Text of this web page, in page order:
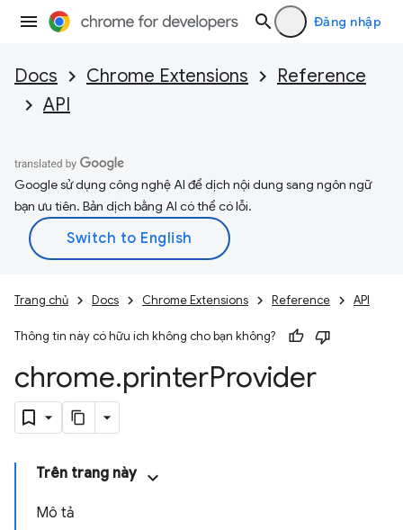
Đăng nhập
Docs Chrome Extensions
Reference
API
Google sử dụng công nghệ AI để dịch nội dung sang ngôn ngữ
bạn ưu tiên. Bản dịch bằng AI có thể có lỗi.
Trang chủ Docs Chrome Extensions Reference API
Thông tin này có hữu ích không cho bạn không?
chrome.printerProvider
Trên trang này
Mô tả